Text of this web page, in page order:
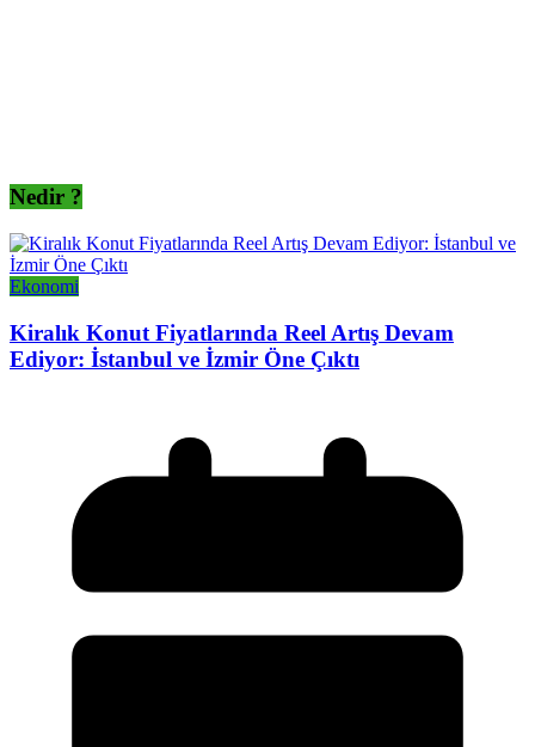
Nedir ?
Ekonomi
Kiralık Konut Fiyatlarında Reel Artış Devam
Ediyor: İstanbul ve İzmir Öne Çıktı